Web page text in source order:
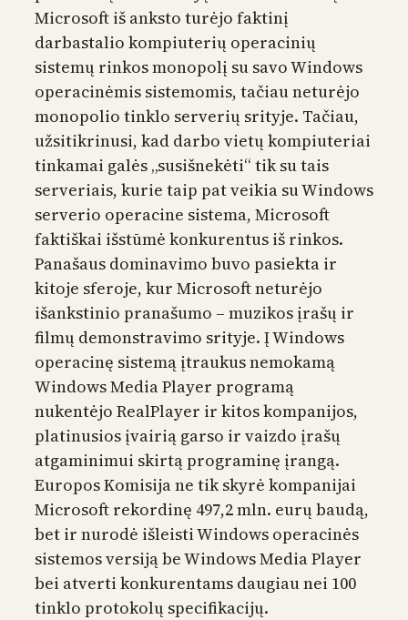
Microsoft iš anksto turėjo faktinį
darbastalio kompiuterių operacinių
sistemų rinkos monopolį su savo Windows
operacinėmis sistemomis, tačiau neturėjo
monopolio tinklo serverių srityje. Tačiau,
užsitikrinusi, kad darbo vietų kompiuteriai
tinkamai galės „susišnekėti“ tik su tais
serveriais, kurie taip pat veikia su Windows
serverio operacine sistema, Microsoft
faktiškai išstūmė konkurentus iš rinkos.
Panašaus dominavimo buvo pasiekta ir
kitoje sferoje, kur Microsoft neturėjo
išankstinio pranašumo – muzikos įrašų ir
filmų demonstravimo srityje. Į Windows
operacinę sistemą įtraukus nemokamą
Windows Media Player programą
nukentėjo RealPlayer ir kitos kompanijos,
platinusios įvairią garso ir vaizdo įrašų
atgaminimui skirtą programinę įrangą.
Europos Komisija ne tik skyrė kompanijai
Microsoft rekordinę 497,2 mln. eurų baudą,
bet ir nurodė išleisti Windows operacinės
sistemos versiją be Windows Media Player
bei atverti konkurentams daugiau nei 100
tinklo protokolų specifikacijų.